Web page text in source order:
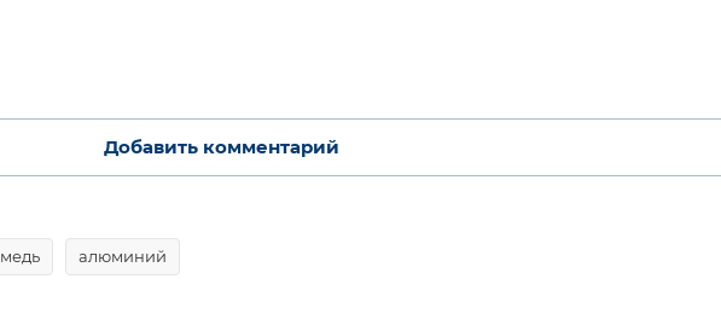
Добавить комментарий
медь алюминий